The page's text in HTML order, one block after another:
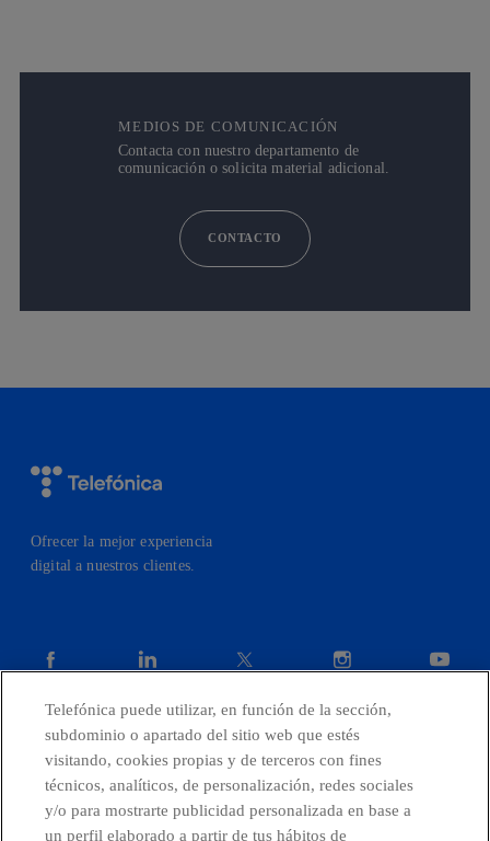
MEDIOS DE COMUNICACIÓN
Contacta con nuestro departamento de
comunicación o solicita material adicional.
CONTACTO
Ofrecer la mejor experiencia
digital a nuestros clientes.
facebook linkedin twitter instagram youtube
CONTACTO
Telefónica puede utilizar, en función de la sección,
subdominio o apartado del sitio web que estés
visitando, cookies propias y de terceros con fines
técnicos, analíticos, de personalización, redes sociales
y/o para mostrarte publicidad personalizada en base a
un perfil elaborado a partir de tus hábitos de